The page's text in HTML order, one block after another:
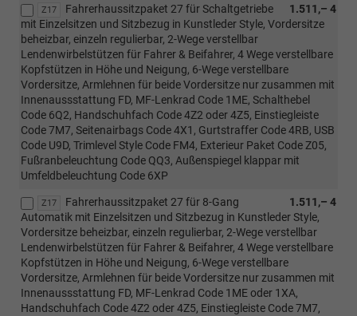
Z17 1.511,– 4
Fahrerhaussitzpaket 27 für Schaltgetriebe
mit Einzelsitzen und Sitzbezug in Kunstleder Style, Vordersitze
beheizbar, einzeln regulierbar, 2-Wege verstellbar
Lendenwirbelstützen für Fahrer & Beifahrer, 4 Wege verstellbare
Kopfstützen in Höhe und Neigung, 6-Wege verstellbare
Vordersitze, Armlehnen für beide Vordersitze nur zusammen mit
Innenaussstattung FD, MF-Lenkrad Code 1ME, Schalthebel
Code 6Q2, Handschuhfach Code 4Z2 oder 4Z5, Einstiegleiste
Code 7M7, Seitenairbags Code 4X1, Gurtstraffer Code 4RB, USB
Code U9D, Trimlevel Style Code FM4, Exterieur Paket Code Z05,
Fußranbeleuchtung Code QQ3, Außenspiegel klappar mit
Umfeldbeleuchtung Code 6XP
Z17 1.511,– 4
Fahrerhaussitzpaket 27 für 8-Gang
Automatik mit Einzelsitzen und Sitzbezug in Kunstleder Style,
Vordersitze beheizbar, einzeln regulierbar, 2-Wege verstellbar
Lendenwirbelstützen für Fahrer & Beifahrer, 4 Wege verstellbare
Kopfstützen in Höhe und Neigung, 6-Wege verstellbare
Vordersitze, Armlehnen für beide Vordersitze nur zusammen mit
Innenaussstattung FD, MF-Lenkrad Code 1ME oder 1XA,
Handschuhfach Code 4Z2 oder 4Z5, Einstiegleiste Code 7M7,